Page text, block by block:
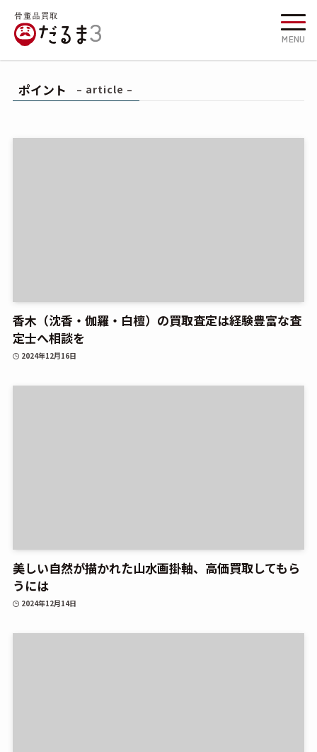
MENU
ポイント – article –
香木（沈香・伽羅・白檀）の買取査定は経験豊富な査
定士へ相談を
2024年12月16日
美しい自然が描かれた山水画掛軸、高価買取してもら
うには
2024年12月14日